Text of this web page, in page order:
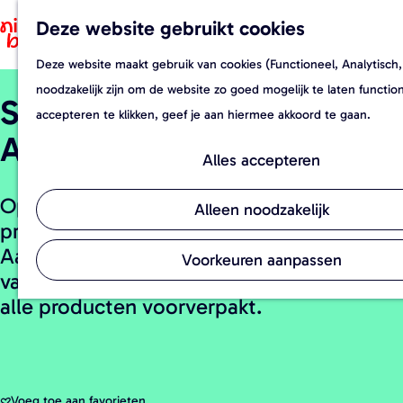
Deze website gebruikt cookies
Deze website maakt gebruik van cookies (Functioneel,
noodzakelijk zijn om de website zo goed mogelijk te laten
accepteren te klikken, geef je aan hiermee akkoord te gaan.
Alles accepteren
Alleen noodzakelijk
Voorkeuren aanpassen
a
n
a
r
d
e
h
o
a
v
o
e
e
o
e
Streekwinkel Den Reijer
Agro
Op deze boerderij vind je alleen
producten direct van het land.
Aardappelen, uien en biologische eieren,
vanwege het zelfbedieningsconcept zijn
alle producten voorverpakt.
Voeg toe aan favorieten